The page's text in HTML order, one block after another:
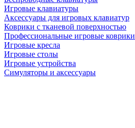
Игровые клавиатуры
Аксессуары для игровых клавиатур
Коврики с тканевой поверхностью
Профессиональные игровые коврики
Игровые кресла
Игровые столы
Игровые устройства
Симуляторы и аксессуары